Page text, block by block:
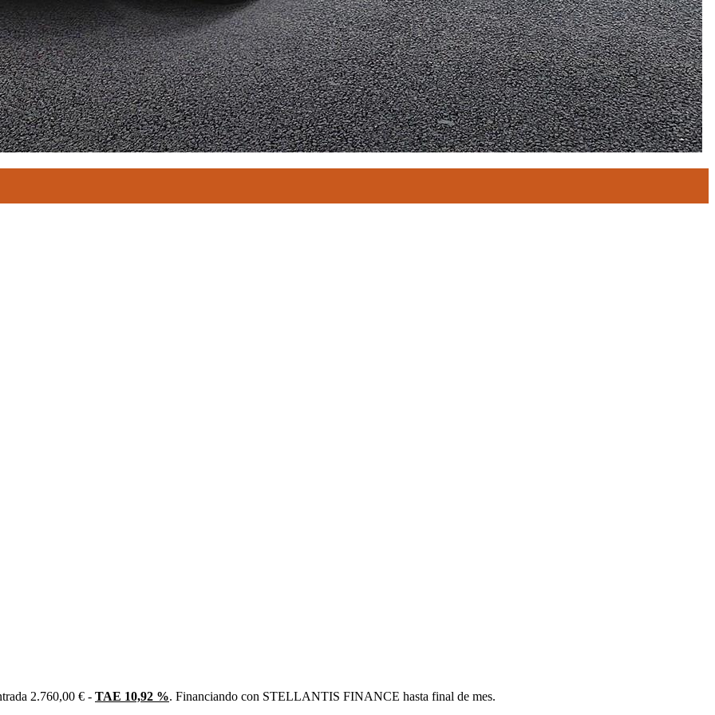
2.760,00 € - TAE 10,92 %. Financiando con STELLANTIS FINANCE hasta final de mes.